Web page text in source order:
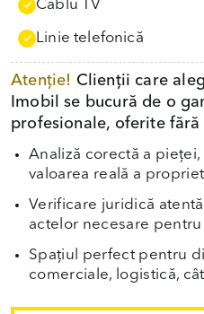
Cablu TV
Linie telefonică
Atenție! Clienții care
Imobil se bucură de o
profesionale, oferite
Analiză corectă a
valoarea reală a
Verificare juridică
actelor necesare
Spațiul perfect pentru
comerciale, logistică,